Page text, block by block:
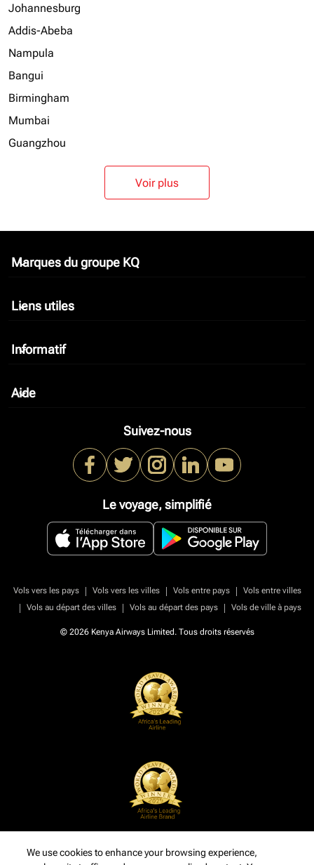
Johannesburg
Addis-Abeba
Nampula
Bangui
Birmingham
Mumbai
Guangzhou
Voir plus
Marques du groupe KQ
keyboard_arrow_down
Liens utiles
keyboard_arrow_down
Informatif
keyboard_arrow_down
Aide
keyboard_arrow_down
Suivez-nous
Le voyage, simplifié
Vols vers les pays | Vols vers les villes | Vols entre pays |
Vols entre villes
|
Vols au départ des villes | Vols au départ des pays | Vols de ville à pays
© 2026 Kenya Airways Limited. Tous droits réservés
We use cookies to enhance your browsing experience,